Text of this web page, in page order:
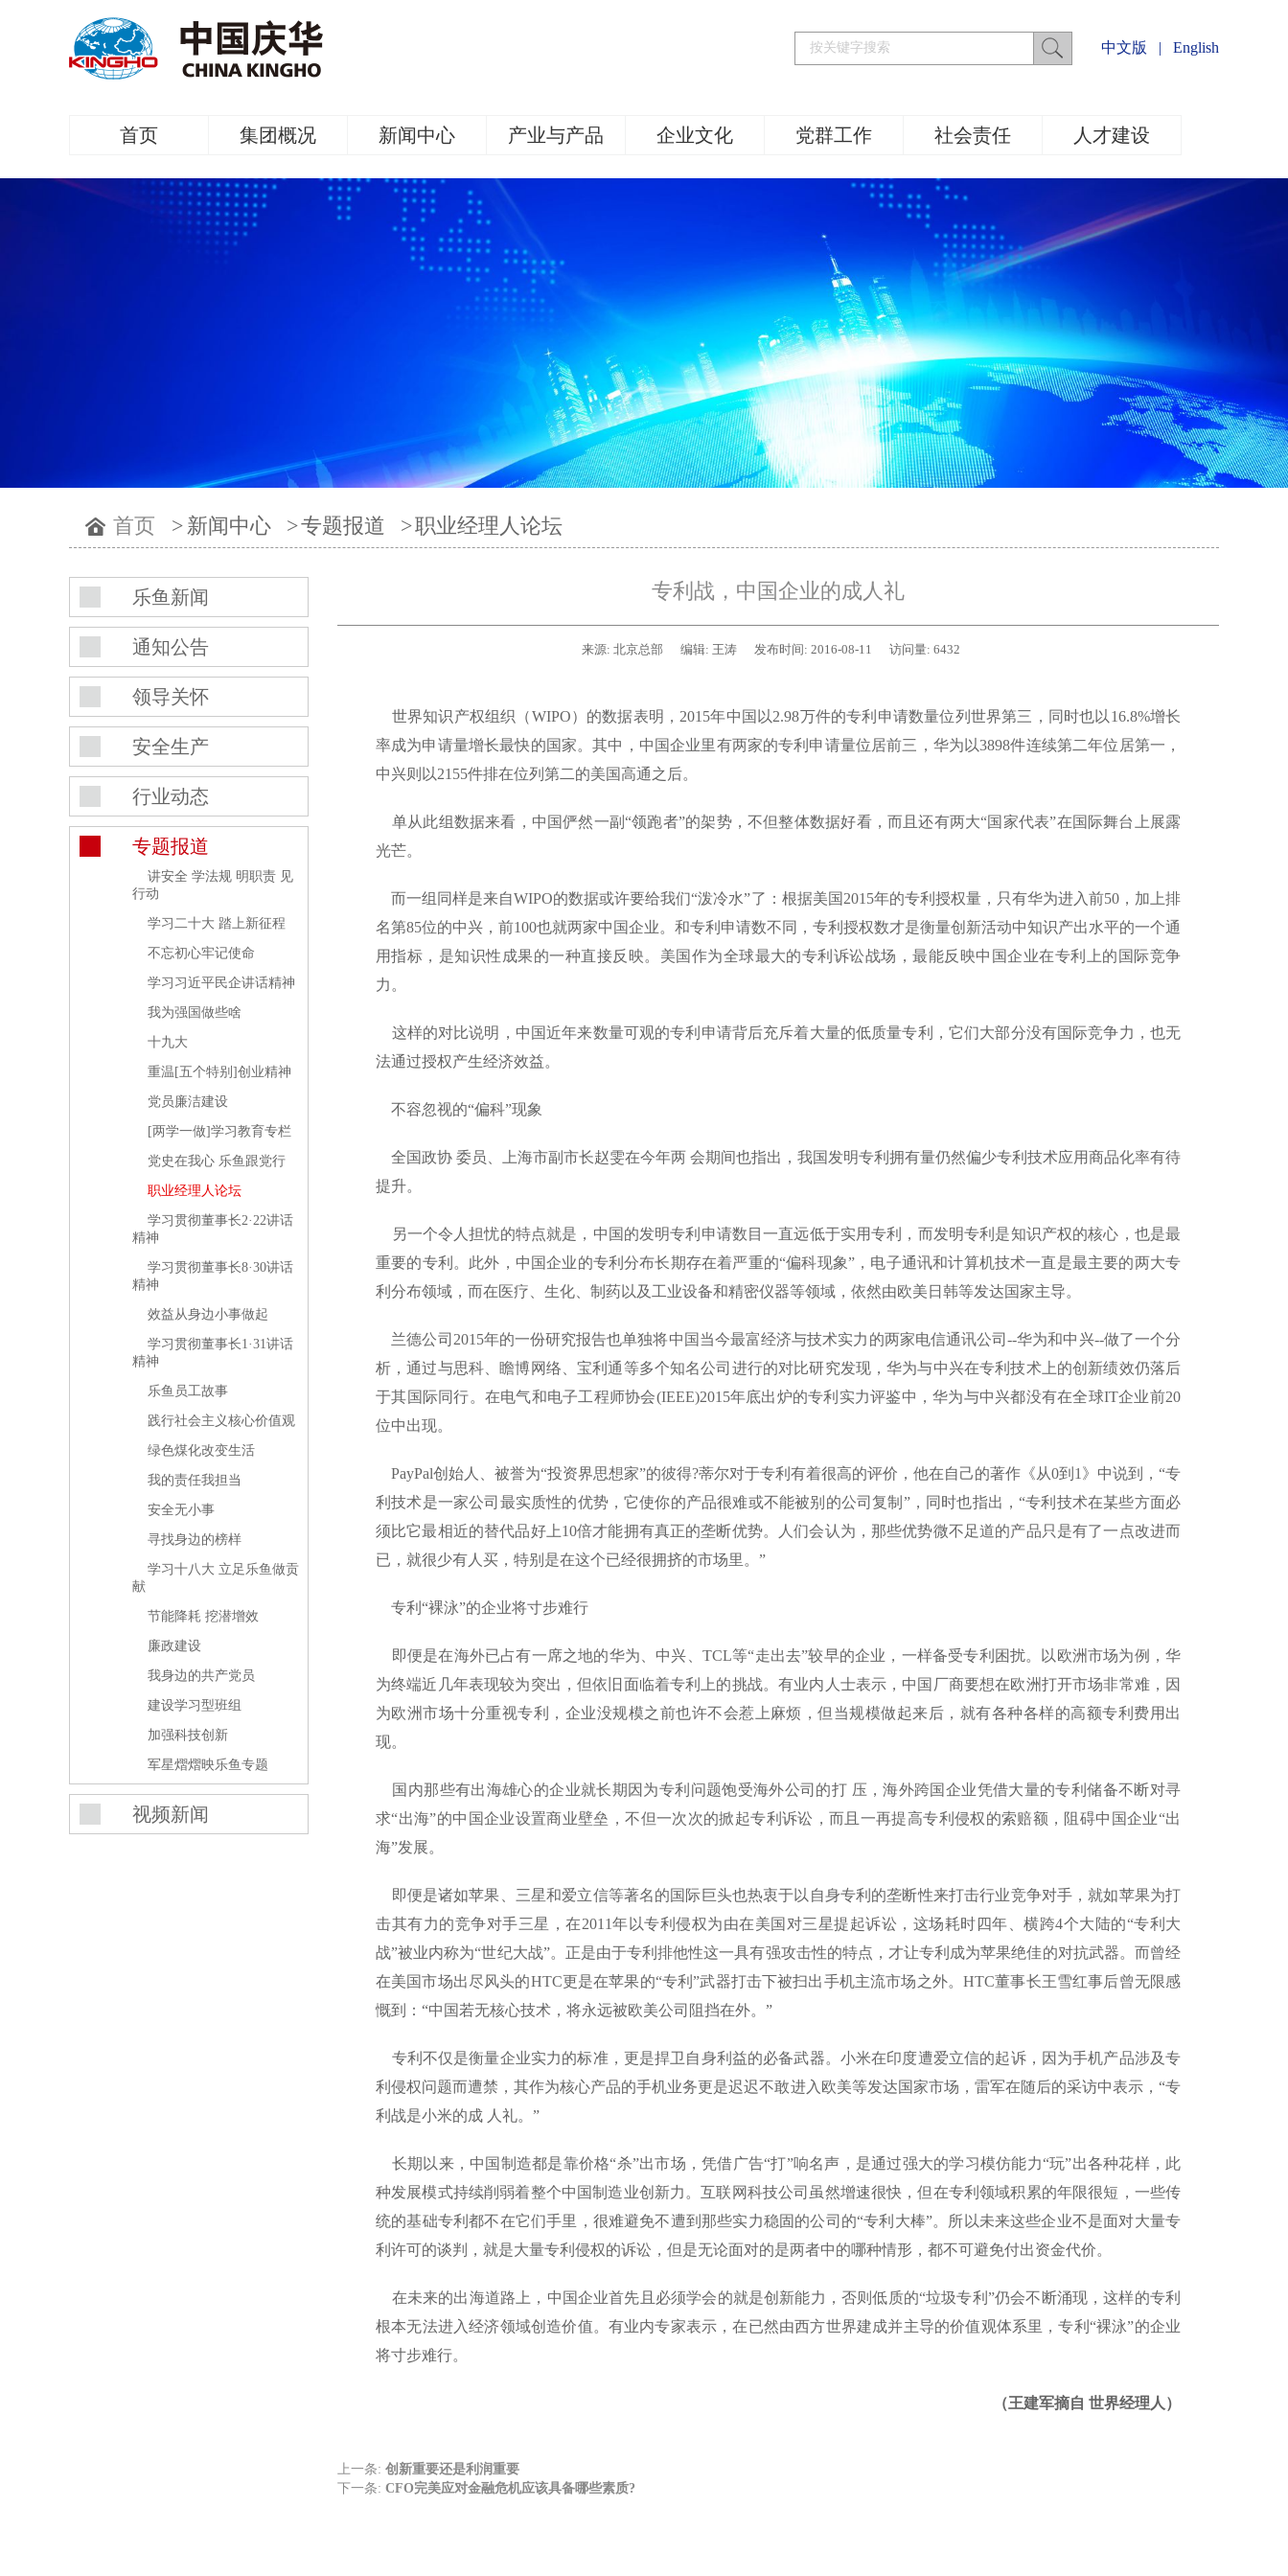
中文版 | English
首页 集团概况 新闻中心 产业与产品 企业文化 党群工作 社会责任 人才建设
首页 > 新闻中心 >专题报道 >职业经理人论坛
乐鱼新闻
通知公告
领导关怀
安全生产
行业动态
专题报道
讲安全 学法规 明职责 见
行动
学习二十大 踏上新征程
不忘初心牢记使命
学习习近平民企讲话精神
我为强国做些啥
十九大
重温[五个特别]创业精神
党员廉洁建设
[两学一做]学习教育专栏
党史在我心 乐鱼跟党行
职业经理人论坛
学习贯彻董事长2·22讲话
精神
学习贯彻董事长8·30讲话
精神
效益从身边小事做起
学习贯彻董事长1·31讲话
精神
乐鱼员工故事
践行社会主义核心价值观
绿色煤化改变生活
我的责任我担当
安全无小事
寻找身边的榜样
学习十八大 立足乐鱼做贡
献
节能降耗 挖潜增效
廉政建设
我身边的共产党员
建设学习型班组
加强科技创新
军星熠熠映乐鱼专题
视频新闻
专利战，中国企业的成人礼
来源: 北京总部 编辑: 王涛 发布时间: 2016-08-11 访问量: 6432
世界知识产权组织（WIPO）的数据表明，2015年中国以2.98万件的专利申请数量位列世界第三，同时也以16.8%增长
率成为申请量增长最快的国家。其中，中国企业里有两家的专利申请量位居前三，华为以3898件连续第二年位居第一，
中兴则以2155件排在位列第二的美国高通之后。
单从此组数据来看，中国俨然一副“领跑者”的架势，不但整体数据好看，而且还有两大“国家代表”在国际舞台上展露
光芒。
而一组同样是来自WIPO的数据或许要给我们“泼冷水”了：根据美国2015年的专利授权量，只有华为进入前50，加上排
名第85位的中兴，前100也就两家中国企业。和专利申请数不同，专利授权数才是衡量创新活动中知识产出水平的一个通
用指标，是知识性成果的一种直接反映。美国作为全球最大的专利诉讼战场，最能反映中国企业在专利上的国际竞争
力。
这样的对比说明，中国近年来数量可观的专利申请背后充斥着大量的低质量专利，它们大部分没有国际竞争力，也无
法通过授权产生经济效益。
不容忽视的“偏科”现象
全国政协 委员、上海市副市长赵雯在今年两 会期间也指出，我国发明专利拥有量仍然偏少专利技术应用商品化率有待
提升。
另一个令人担忧的特点就是，中国的发明专利申请数目一直远低于实用专利，而发明专利是知识产权的核心，也是最
重要的专利。此外，中国企业的专利分布长期存在着严重的“偏科现象”，电子通讯和计算机技术一直是最主要的两大专
利分布领域，而在医疗、生化、制药以及工业设备和精密仪器等领域，依然由欧美日韩等发达国家主导。
兰德公司2015年的一份研究报告也单独将中国当今最富经济与技术实力的两家电信通讯公司--华为和中兴--做了一个分
析，通过与思科、瞻博网络、宝利通等多个知名公司进行的对比研究发现，华为与中兴在专利技术上的创新绩效仍落后
于其国际同行。在电气和电子工程师协会(IEEE)2015年底出炉的专利实力评鉴中，华为与中兴都没有在全球IT企业前20
位中出现。
PayPal创始人、被誉为“投资界思想家”的彼得?蒂尔对于专利有着很高的评价，他在自己的著作《从0到1》中说到，“专
利技术是一家公司最实质性的优势，它使你的产品很难或不能被别的公司复制”，同时也指出，“专利技术在某些方面必
须比它最相近的替代品好上10倍才能拥有真正的垄断优势。人们会认为，那些优势微不足道的产品只是有了一点改进而
已，就很少有人买，特别是在这个已经很拥挤的市场里。”
专利“裸泳”的企业将寸步难行
即便是在海外已占有一席之地的华为、中兴、TCL等“走出去”较早的企业，一样备受专利困扰。以欧洲市场为例，华
为终端近几年表现较为突出，但依旧面临着专利上的挑战。有业内人士表示，中国厂商要想在欧洲打开市场非常难，因
为欧洲市场十分重视专利，企业没规模之前也许不会惹上麻烦，但当规模做起来后，就有各种各样的高额专利费用出
现。
国内那些有出海雄心的企业就长期因为专利问题饱受海外公司的打 压，海外跨国企业凭借大量的专利储备不断对寻
求“出海”的中国企业设置商业壁垒，不但一次次的掀起专利诉讼，而且一再提高专利侵权的索赔额，阻碍中国企业“出
海”发展。
即便是诸如苹果、三星和爱立信等著名的国际巨头也热衷于以自身专利的垄断性来打击行业竞争对手，就如苹果为打
击其有力的竞争对手三星，在2011年以专利侵权为由在美国对三星提起诉讼，这场耗时四年、横跨4个大陆的“专利大
战”被业内称为“世纪大战”。正是由于专利排他性这一具有强攻击性的特点，才让专利成为苹果绝佳的对抗武器。而曾经
在美国市场出尽风头的HTC更是在苹果的“专利”武器打击下被扫出手机主流市场之外。HTC董事长王雪红事后曾无限感
慨到：“中国若无核心技术，将永远被欧美公司阻挡在外。”
专利不仅是衡量企业实力的标准，更是捍卫自身利益的必备武器。小米在印度遭爱立信的起诉，因为手机产品涉及专
利侵权问题而遭禁，其作为核心产品的手机业务更是迟迟不敢进入欧美等发达国家市场，雷军在随后的采访中表示，“专
利战是小米的成 人礼。”
长期以来，中国制造都是靠价格“杀”出市场，凭借广告“打”响名声，是通过强大的学习模仿能力“玩”出各种花样，此
种发展模式持续削弱着整个中国制造业创新力。互联网科技公司虽然增速很快，但在专利领域积累的年限很短，一些传
统的基础专利都不在它们手里，很难避免不遭到那些实力稳固的公司的“专利大棒”。所以未来这些企业不是面对大量专
利许可的谈判，就是大量专利侵权的诉讼，但是无论面对的是两者中的哪种情形，都不可避免付出资金代价。
在未来的出海道路上，中国企业首先且必须学会的就是创新能力，否则低质的“垃圾专利”仍会不断涌现，这样的专利
根本无法进入经济领域创造价值。有业内专家表示，在已然由西方世界建成并主导的价值观体系里，专利“裸泳”的企业
将寸步难行。
（王建军摘自 世界经理人）
上一条: 创新重要还是利润重要
下一条: CFO完美应对金融危机应该具备哪些素质?